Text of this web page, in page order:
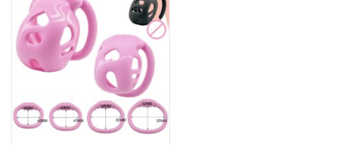
várias
variantes.
As
opções
podem
escolhidas
na